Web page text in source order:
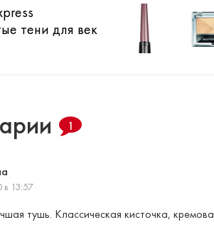
тени для век
1
в 13:57
тушь. Классическая кисточка,